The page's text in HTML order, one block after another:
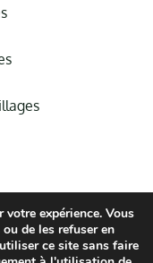
expérience. Vous
de les refuser en
ce site sans faire